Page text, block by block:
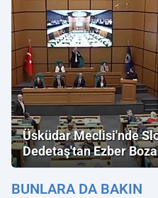
Üsküdar Meclisi'nde
Dedetaş'tan Ezber
"İmamoğlu" Çıkışı!
BUNLARA DA BAKIN